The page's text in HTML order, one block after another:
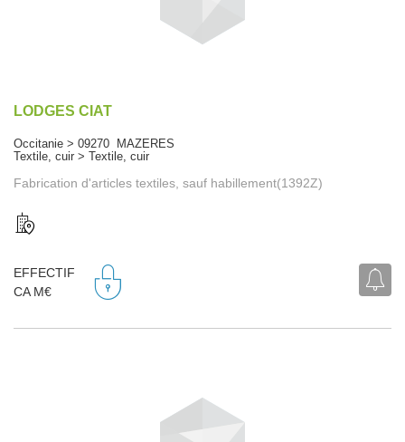
LODGES CIAT
Occitanie > 09270 MAZERES
Textile, cuir > Textile, cuir
Fabrication d'articles textiles, sauf habillement(1392Z)
EFFECTIF
CA M€